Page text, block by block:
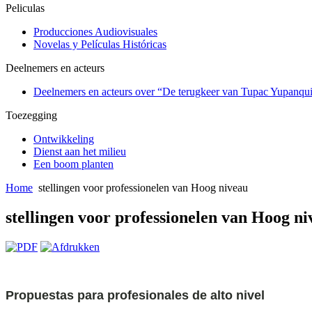
Peliculas
Producciones Audiovisuales
Novelas y Películas Históricas
Deelnemers en acteurs
Deelnemers en acteurs over “De terugkeer van Tupac
Toezegging
Ontwikkeling
Dienst aan het milieu
Een boom planten
Home stellingen voor professionelen van Hoog niveau
stellingen voor professionelen van Hoog
Propuestas para profesionales de alto nivel